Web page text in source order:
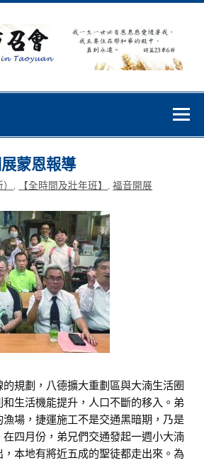
蒙恩報導
, 【全時間及壯年班】 ,福音開展
劃，八德擴大重劃區與大湳生活圈
生活機能提升，人口不斷的移入。弟
場，捷運施工不是交通黑暗期，乃是
四月份，弟兄們交通發起一週小大湳
本地有將近五成的聖徒都走出來。為